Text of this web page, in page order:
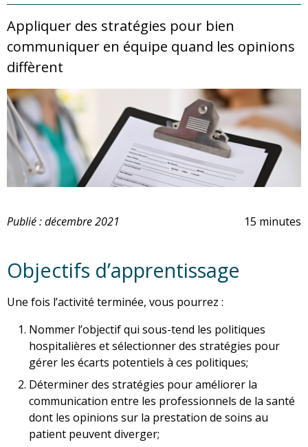
Appliquer des stratégies pour bien
communiquer en équipe quand les opinions
diffèrent
15 minutes
Publié : décembre 2021
Objectifs d’apprentissage
Une fois l’activité terminée, vous pourrez :
Nommer l’objectif qui sous-tend les politiques
hospitalières et sélectionner des stratégies pour
gérer les écarts potentiels à ces politiques;
Déterminer des stratégies pour améliorer la
communication entre les professionnels de la santé
dont les opinions sur la prestation de soins au
patient peuvent diverger;